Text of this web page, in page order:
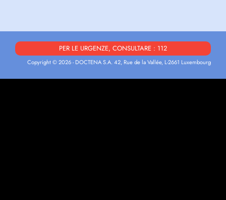
PER LE URGENZE, CONSULTARE : 112
Copyright © 2026 - DOCTENA S.A. 42, Rue de la Vallée, L-2661 Luxembourg